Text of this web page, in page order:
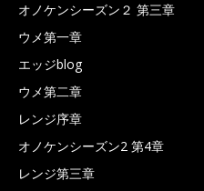
オノケンシーズン２ 第三章
ウメ第一章
エッジblog
ウメ第二章
レンジ序章
オノケンシーズン2 第4章
レンジ第三章